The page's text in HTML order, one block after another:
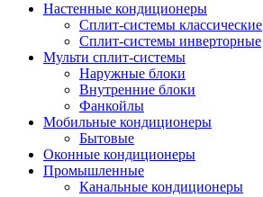
Настенные кондиционеры
Сплит-системы классические
Сплит-системы инверторные
Мульти сплит-системы
Наружные блоки
Внутренние блоки
Фанкойлы
Мобильные кондиционеры
Бытовые
Оконные кондиционеры
Промышленные
Канальные кондиционеры